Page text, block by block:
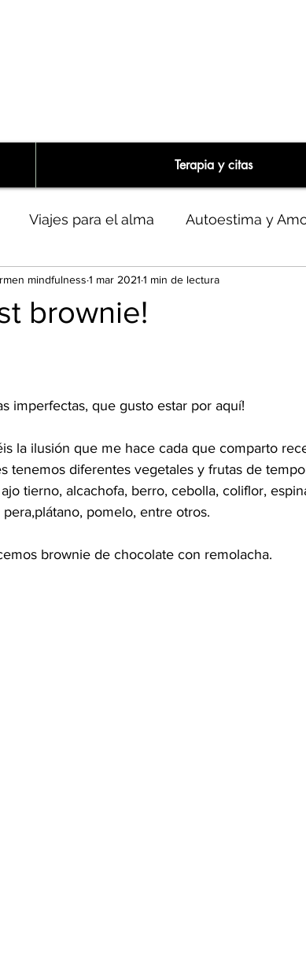
Terapia y citas
Viajes para el alma Autoestima y
Narcisismo y narcisistas
brownie!
mindfulness 1 mar 2021 1 min de lectura
imperfectas, que gusto estar por aquí!
la ilusión que me hace cada que comparto
tenemos diferentes vegetales y frutas de
tierno, alcachofa, berro, cebolla, coliflor,
pera,plátano, pomelo, entre otros.
brownie de chocolate con remolacha.